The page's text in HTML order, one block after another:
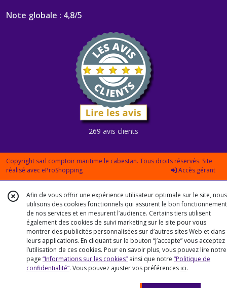
Note globale : 4,8/5
269 avis clients
Copyright sarl comptoir maritime le cabestan. Tous droits réservés. Site
réalisé avec eProShopping Accès gérant
Afin de vous offrir une expérience utilisateur optimale sur le site, nous
utilisons des cookies fonctionnels qui assurent le bon fonctionnement
de nos services et en mesurent l’audience. Certains tiers utilisent
également des cookies de suivi marketing sur le site pour vous
montrer des publicités personnalisées sur d’autres sites Web et dans
leurs applications. En cliquant sur le bouton “J’accepte” vous acceptez
l’utilisation de ces cookies. Pour en savoir plus, vous pouvez lire notre
page “Informations sur les cookies” ainsi que notre “Politique de
confidentialité“. Vous pouvez ajuster vos préférences ici.